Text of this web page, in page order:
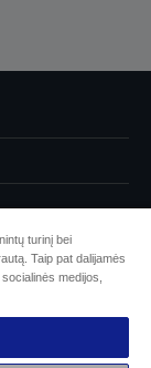
turinį bei
Taip pat dalijamės
medijos,